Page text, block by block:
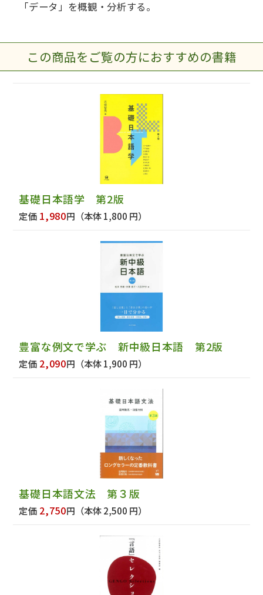
「データ」を概観・分析する。
この商品をご覧の方におすすめの書籍
基礎日本語学 第2版
定価 1,980円 （本体 1,800 円）
豊富な例文で学ぶ 新中級日本語 第2版
定価 2,090円 （本体 1,900 円）
基礎日本語文法 第３版
定価 2,750円 （本体 2,500 円）